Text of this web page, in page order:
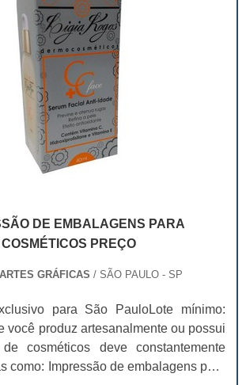
DE EMBALAGENS PARA
COSMÉTICOS PREÇO
GRÁFICAS / SÃO PAULO - SP
para São PauloLote mínimo:
você produz artesanalmente ou possui
cosméticos deve constantemente
como: Impressão de embalagens para